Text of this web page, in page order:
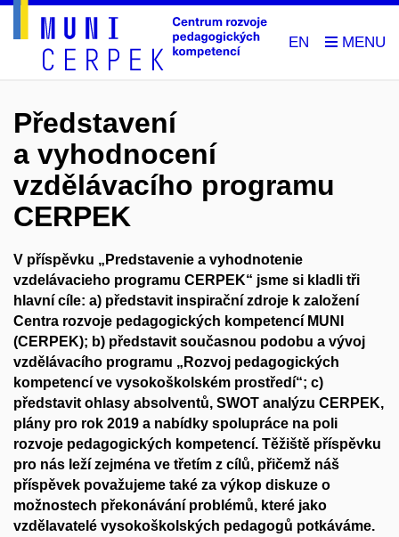
EN
Představení
a vyhodnocení
vzdělávacího programu
CERPEK
V příspěvku „Predstavenie a vyhodnotenie
vzdelávacieho programu CERPEK“ jsme si kladli tři
hlavní cíle: a) představit inspirační zdroje k založení
Centra rozvoje pedagogických kompetencí MUNI
(CERPEK); b) představit současnou podobu a vývoj
vzdělávacího programu „Rozvoj pedagogických
kompetencí ve vysokoškolském prostředí“; c)
představit ohlasy absolventů, SWOT analýzu CERPEK,
plány pro rok 2019 a nabídky spolupráce na poli
rozvoje pedagogických kompetencí. Těžiště příspěvku
pro nás leží zejména ve třetím z cílů, přičemž náš
příspěvek považujeme také za výkop diskuze o
možnostech překonávání problémů, které jako
vzdělavatelé vysokoškolských pedagogů potkáváme.